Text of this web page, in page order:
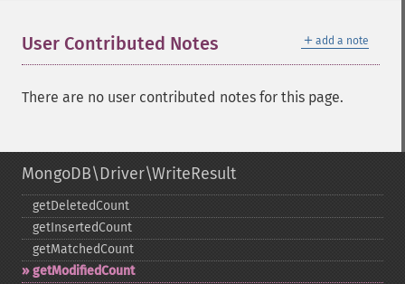
＋ add a note
User Contributed Notes
There are no user contributed notes for this page.
MongoDB\Driver\WriteResult
getDeletedCount
getInsertedCount
getMatchedCount
getModifiedCount